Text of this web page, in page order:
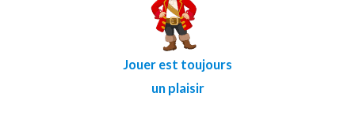
Jouer est toujours
un plaisir